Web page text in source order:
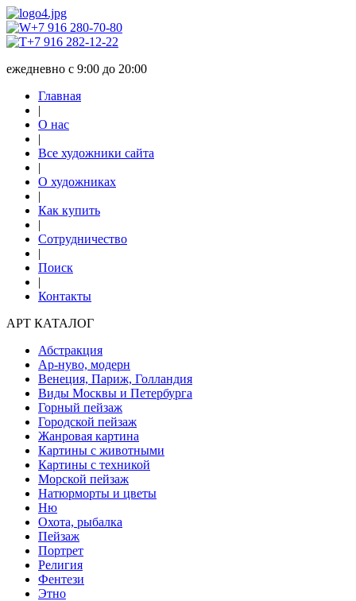
+7 916 280-70-80
+7 916 282-12-22
ежедневно с 9:00 до 20:00
Главная
|
О нас
|
Все художники сайта
|
О художниках
|
Как купить
|
Сотрудничество
|
Поиск
|
Контакты
АРТ КАТАЛОГ
Абстракция
Ар-нуво, модерн
Венеция, Париж, Голландия
Виды Москвы и Петербурга
Горный пейзаж
Городской пейзаж
Жанровая картина
Картины с животными
Картины с техникой
Морской пейзаж
Натюрморты и цветы
Ню
Охота, рыбалка
Пейзаж
Портрет
Религия
Фентези
Этно